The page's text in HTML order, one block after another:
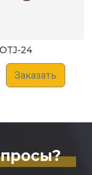
24
Заказать